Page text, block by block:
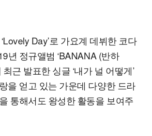
Day’로 가요계 데뷔한 코다
년 정규앨범 ‘BANANA (반하
최근 발표한 싱글 ‘내가 널 어떻게’
을 얻고 있는 가운데 다양한 드라
통해서도 왕성한 활동을 보여주